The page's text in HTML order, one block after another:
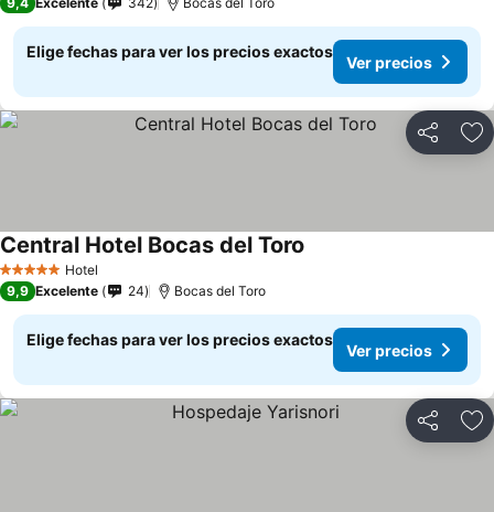
Elige fechas para ver los precios exactos
Ver precios
Compartir
5 Estrellas Hotel
Central Hotel Bocas del Toro
9,9 Excelente 24 Bocas del Toro
Elige fechas para ver los precios exactos
Ver precios
Compartir